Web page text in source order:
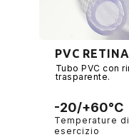
PVC
Tubo PVC con
trasparente.
-20/+60°C
Temperature di
esercizio